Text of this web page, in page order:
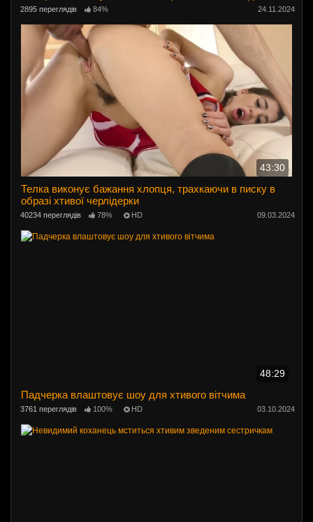
2895 переглядів 84% 24.11.2024
43:30
Телка виконує бажання хлопця, трахкаючи в писку в
образі хтивої черлідерки
40234 переглядів 78% HD 09.03.2024
48:29
Падчерка влаштовує шоу для хтивого вітчима
3761 переглядів 100% HD 03.10.2024